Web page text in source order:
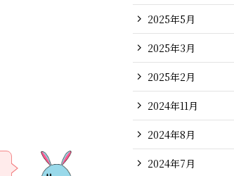
2025年5月
2025年3月
2025年2月
2024年11月
2024年8月
2024年7月